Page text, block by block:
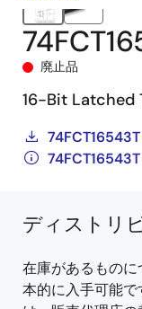
廃止品
16-Bit Latched
ディストリ
在庫があるもの
本的に入手可能